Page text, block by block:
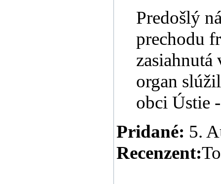
Predošlý
prechodu
zasiahnutá
organ
obci Ústie
Pridané: 5.
Recenzent: